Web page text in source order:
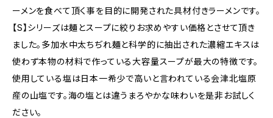
ーメンを食べて頂く事を目的に開発された具材付きラーメンです。
【S】シリーズは麺とスープに絞りお求めやすい価格とさせて頂き
ました。多加水中太ちぢれ麺と科学的に抽出された濃縮エキスは
使わず本物の材料で作っている大容量スープが最大の特徴です。
使用している塩は日本一希少で高いと言われている会津北塩原
産の山塩です。海の塩とは違うまろやかな味わいを是非お試しく
ださい。